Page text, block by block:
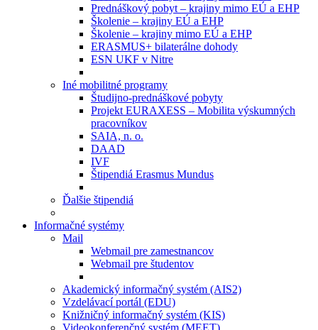
Prednáškový pobyt – krajiny mimo EÚ a EHP
Školenie – krajiny EÚ a EHP
Školenie – krajiny mimo EÚ a EHP
ERASMUS+ bilaterálne dohody
ESN UKF v Nitre
Iné mobilitné programy
Študijno-prednáškové pobyty
Projekt EURAXESS – Mobilita výskumných
pracovníkov
SAIA, n. o.
DAAD
IVF
Štipendiá Erasmus Mundus
Ďalšie štipendiá
Informačné systémy
Mail
Webmail pre zamestnancov
Webmail pre študentov
Akademický informačný systém (AIS2)
Vzdelávací portál (EDU)
Knižničný informačný systém (KIS)
Videokonferenčný systém (MEET)